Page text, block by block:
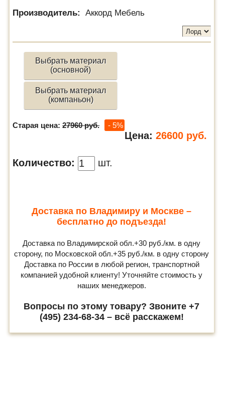
Производитель:
Аккорд Мебель
Выбрать материал
(основной)
Выбрать материал
(компаньон)
Старая цена:27960 руб. - 5%
Цена: 26600 руб.
Количество: шт.
Доставка по Владимиру и Москве –
бесплатно до подъезда!
Доставка по Владимирской обл.+30 руб./км. в одну
сторону, по Московской обл.+35 руб./км. в одну сторону
Доставка по России в любой регион, транспортной
компанией удобной клиенту! Уточняйте стоимость у
наших менеджеров.
Вопросы по этому товару? Звоните +7
(495) 234-68-34 – всё расскажем!